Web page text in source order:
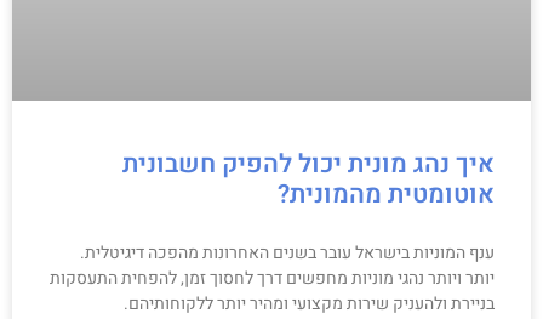
איך נהג מונית יכול להפיק חשבונית
אוטומטית מהמונית?
ענף המוניות בישראל עובר בשנים האחרונות מהפכה דיגיטלית.
יותר ויותר נהגי מוניות מחפשים דרך לחסוך זמן, להפחית התעסקות
בניירת ולהעניק שירות מקצועי ומהיר יותר ללקוחותיהם.